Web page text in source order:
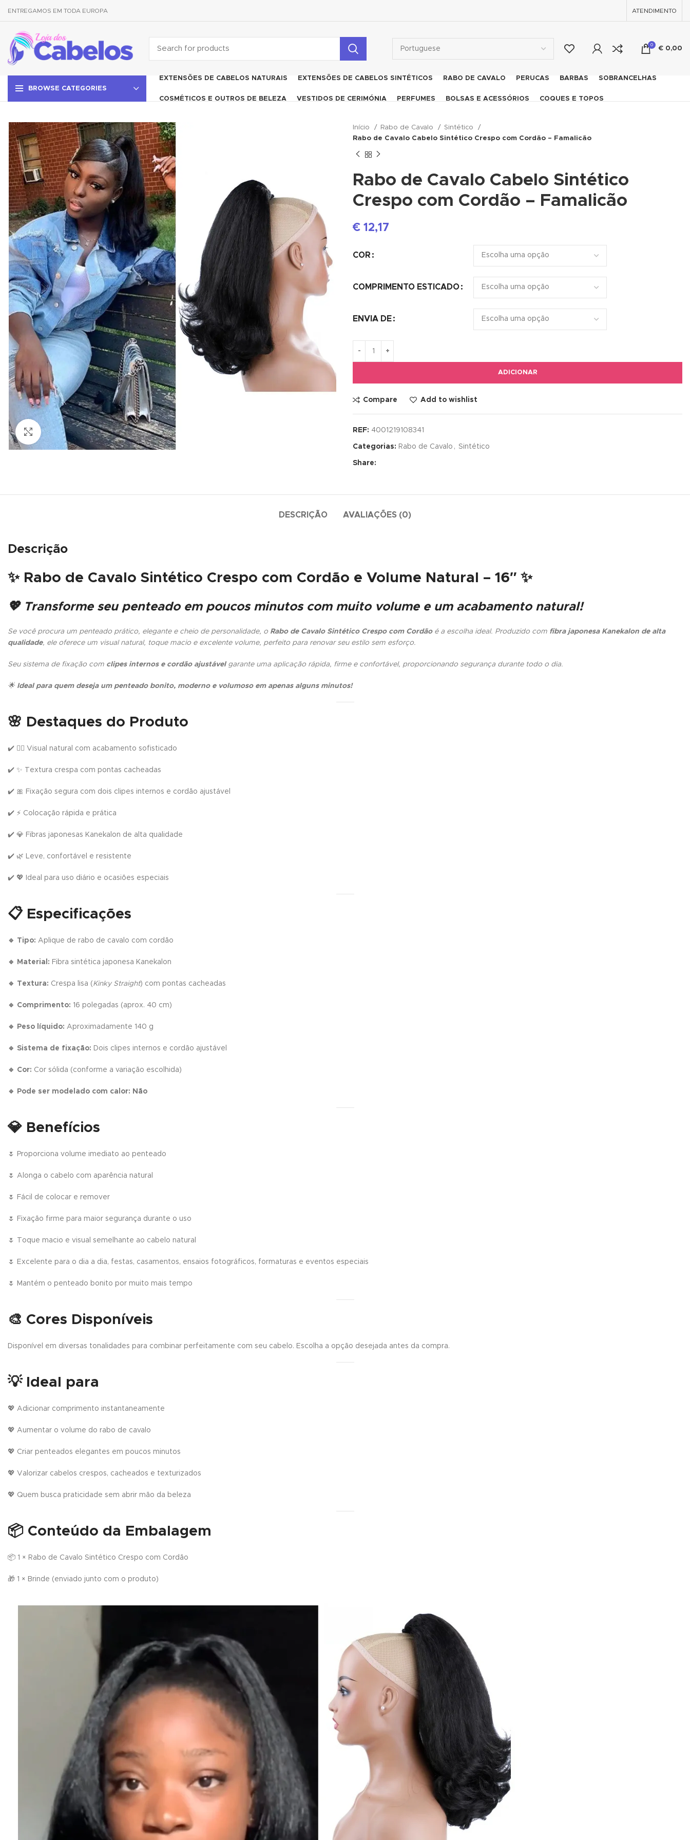
ENTREGAMOS EM TODA EUROPA ATENDIMENTO
0
€ 0,00
BROWSE CATEGORIES
EXTENSÕES DE CABELOS NATURAIS EXTENSÕES DE CABELOS SINTÉTICOS RABO DE CAVALO PERUCAS BARBAS SOBRANCELHAS
COSMÉTICOS E OUTROS DE BELEZA VESTIDOS DE CERIMÓNIA PERFUMES BOLSAS E ACESSÓRIOS COQUES E TOPOS
Click to enlarge
Início Rabo de Cavalo
Sintético
Rabo de Cavalo Cabelo Sintético Crespo com Cordão – Famalicão
Rabo de Cavalo Cabelo Sintético
Crespo com Cordão – Famalicão
€ 12,17
COR
COMPRIMENTO ESTICADO
ENVIA DE
ADICIONAR
Compare Add to wishlist
REF: 4001219108341
Categorias: Rabo de Cavalo , Sintético
Share:
DESCRIÇÃO AVALIAÇÕES (0)
Descrição
✨ Rabo de Cavalo Sintético Crespo com Cordão e Volume Natural – 16″ ✨
💖 Transforme seu penteado em poucos minutos com muito volume e um acabamento natural!
Se você procura um penteado prático, elegante e cheio de personalidade, o Rabo de Cavalo Sintético Crespo com Cordãoé a escolha ideal. Produzido com fibra japonesa Kanekalon de alta
qualidade, ele oferece um visual natural, toque macio e excelente volume, perfeito para renovar seu estilo sem esforço.
Seu sistema de fixação com clipes internos e cordão ajustávelgarante uma aplicação rápida, firme e confortável, proporcionando segurança durante todo o dia.
🌟 Ideal para quem deseja um penteado bonito, moderno e volumoso em apenas alguns minutos!
🌸 Destaques do Produto
✔️ 💁‍♀️ Visual natural com acabamento sofisticado
✔️ ✨ Textura crespa com pontas cacheadas
✔️ 🎀 Fixação segura com dois clipes internos e cordão ajustável
✔️ ⚡ Colocação rápida e prática
✔️ 💎 Fibras japonesas Kanekalon de alta qualidade
✔️ 🌿 Leve, confortável e resistente
✔️ 💖 Ideal para uso diário e ocasiões especiais
📋 Especificações
🔹 Tipo: Aplique de rabo de cavalo com cordão
🔹 Material: Fibra sintética japonesa Kanekalon
🔹 Textura: Crespa lisa (Kinky Straight) com pontas cacheadas
🔹 Comprimento: 16 polegadas (aprox. 40 cm)
🔹 Peso líquido: Aproximadamente 140 g
🔹 Sistema de fixação: Dois clipes internos e cordão ajustável
🔹 Cor: Cor sólida (conforme a variação escolhida)
🔹 Pode ser modelado com calor: Não
💎 Benefícios
🌷 Proporciona volume imediato ao penteado
🌷 Alonga o cabelo com aparência natural
🌷 Fácil de colocar e remover
🌷 Fixação firme para maior segurança durante o uso
🌷 Toque macio e visual semelhante ao cabelo natural
🌷 Excelente para o dia a dia, festas, casamentos, ensaios fotográficos, formaturas e eventos especiais
🌷 Mantém o penteado bonito por muito mais tempo
🎨 Cores Disponíveis
Disponível em diversas tonalidades para combinar perfeitamente com seu cabelo. Escolha a opção desejada antes da compra.
💡 Ideal para
💖 Adicionar comprimento instantaneamente
💖 Aumentar o volume do rabo de cavalo
💖 Criar penteados elegantes em poucos minutos
💖 Valorizar cabelos crespos, cacheados e texturizados
💖 Quem busca praticidade sem abrir mão da beleza
📦 Conteúdo da Embalagem
📦 1 × Rabo de Cavalo Sintético Crespo com Cordão
🎁 1 × Brinde (enviado junto com o produto)